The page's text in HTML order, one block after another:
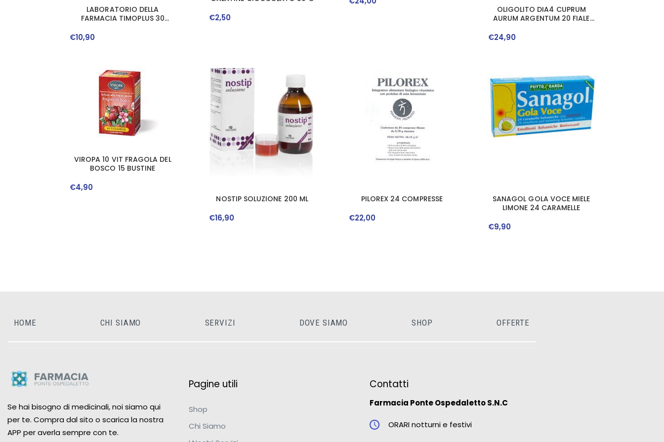
LABORATORIO DELLA
FARMACIA TIMOPLUS 30
€10,90
€2,50
OLIGOLITO DIA4 CUPRUM
AURUM ARGENTUM 20 FIALE
€24,90
VIROPA 10 VIT FRAGOLA DEL
BOSCO 15 BUSTINE
€4,90
NOSTIP SOLUZIONE 200 ML
€16,90
PILOREX 24 COMPRESSE
€22,00
SANAGOL GOLA VOCE MIELE
LIMONE 24 CARAMELLE
€9,90
HOME CHI SIAMO SERVIZI DOVE SIAMO SHOP OFFERTE
Se hai bisogno di medicinali, noi siamo qui
per te. Compra dal sito o scarica la nostra
APP per averla sempre con te.
Pagine utili
Shop
Chi Siamo
Contatti
Farmacia Ponte Ospedaletto S.N.C
ORARI notturni e festivi